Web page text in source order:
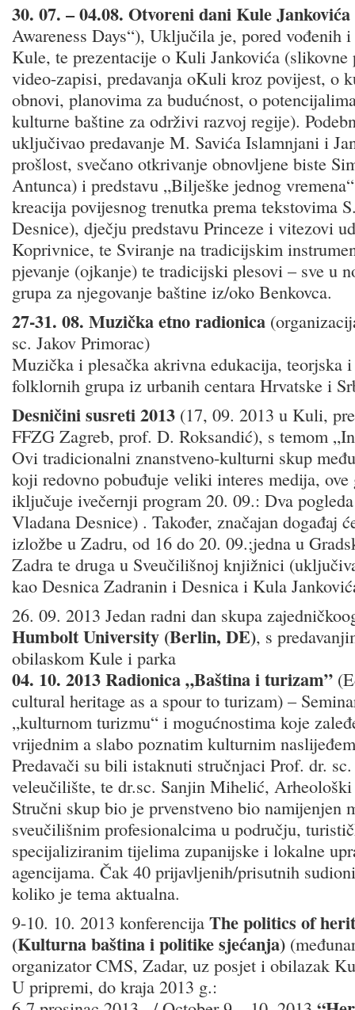
30. 07. – 04.08. Otvoreni dani Kule Jankovića
Awareness Days“), Uključila je, pored vođenih
Kule, te prezentacije o Kuli Jankovića
video-zapisi, predavanja oKuli kroz povijest, o
obnovi, planovima za budućnost, o
kulturne baštine za održivi razvoj regije).
uključivao predavanje M. Savića Islamnjani i
prošlost, svečano otkrivanje obnovljene biste
Antunca) i predstavu „Bilješke jednog
kreacija povijesnog trenutka prema tekstovima
Desnice), dječju predstavu Princeze i vitezovi
Koprivnice, te Sviranje na tradicijskim
pjevanje (ojkanje) te tradicijski plesovi – sve u
grupa za njegovanje baštine iz/oko Benkovca.
27-31. 08. Muzička etno radionica
sc. Jakov Primorac)
Muzička i plesačka akrivna edukacija, teorjska
folklornih grupa iz urbanih centara Hrvatske i
Desničini susreti 2013 (17, 09. 2013 u Kuli,
FFZG Zagreb, prof. D. Roksandić), s temom
Ovi tradicionalni znanstveno-kulturni skup
koji redovno pobuđuje veliki interes medija,
iključuje ivečernji program 20. 09.: Dva
Vladana Desnice) . Također, značajan događaj
izložbe u Zadru, od 16 do 20. 09.;jedna u
Zadra te druga u Sveučilišnoj knjižnici
kao Desnica Zadranin i Desnica i Kula
26. 09. 2013 Jedan radni dan skupa
Humbolt University (Berlin, DE), s
obilaskom Kule i parka
04. 10. 2013 Radionica „Baština i turizam”
cultural heritage as a spour to turizam) –
„kulturnom turizmu“ i mogućnostima koje
vrijednim a slabo poznatim kulturnim
Predavači su bili istaknuti stručnjaci Prof. dr.
veleučilište, te dr.sc. Sanjin Mihelić,
Stručni skup bio je prvenstveno bio namijenjen
sveučilišnim profesionalcima u području,
specijaliziranim tijelima zupanijske i lokalne
agencijama. Čak 40 prijavljenih/prisutnih
koliko je tema aktualna.
9-10. 10. 2013 konferencija The politics of
(Kulturna baština i politike sjećanja)
organizator CMS, Zadar, uz posjet i obilazak
U pripremi, do kraja 2013 g.: